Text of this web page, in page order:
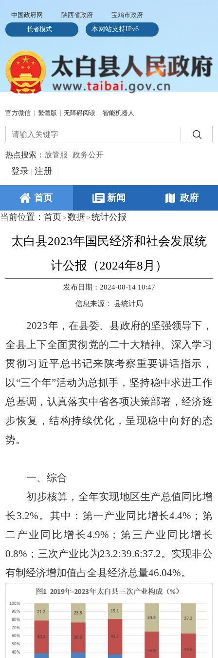
中国政府网 陕西省政府
宝鸡市政府
长者模式
本网站支持IPv6
官方微信 繁體版 无障碍阅读 智能机器人
热点搜索： 放管服 政务公开
登录 注册
首页 新闻 政府
当前位置： 首页 > 数据 > 统计公报
太白县2023年国民经济和社会发展统
计公报（2024年8月）
发布日期：2024-08-14 10:47
信息来源： 县统计局
2023年，在县委、县政府的坚强领导下，
全县上下全面贯彻党的二十大精神、深入学习
贯彻习近平总书记来陕考察重要讲话指示，
以“三个年”活动为总抓手，坚持稳中求进工作
总基调，认真落实中省各项决策部署， 经济逐
步恢复，结构持续优化，呈现稳中向好的态
势。
一、综合
初步核算 ， 全年实现地区生产总值同比增
长 3.2%。 其中 ： 第一产业同比增长4.4% ； 第
二产业同比增长4.9% ； 第三产业同比增长
0.8% ； 三次产业比为23.2:39.6:37.2。 实现非公
有制经济增加值占全县经济总量46.04%。